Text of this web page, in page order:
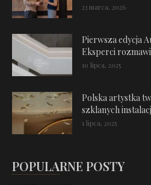
23 marca, 2026
Pierwsza edycja
Eksperci
10 lipca, 2025
Polska artystka
szklanych
1 lipca, 2025
POPULARNE POSTY